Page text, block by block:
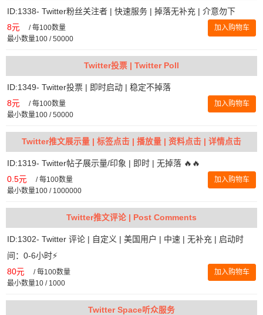
ID:1338- Twitter粉丝关注者 | 快速服务 | 掉落无补充 | 介意勿下
8元 /每100数量
最小数量100 / 50000
加入购物车
Twitter投票 | Twitter Poll
ID:1349- Twitter投票 | 即时启动 | 稳定不掉落
8元 /每100数量
最小数量100 / 50000
加入购物车
Twitter推文展示量 | 标签点击 | 播放量 | 资料点击 | 详情点击
ID:1319- Twitter帖子展示量/印象 | 即时 | 无掉落 🔥🔥
0.5元 /每100数量
最小数量100 / 1000000
加入购物车
Twitter推文评论 | Post Comments
ID:1302- Twitter 评论 | 自定义 | 美国用户 | 中速 | 无补充 | 启动时
间：0-6小时⚡️
80元 /每100数量
最小数量10 / 1000
加入购物车
Twitter Space听众服务